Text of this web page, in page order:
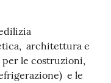
architettura e
le costruzioni,
e le